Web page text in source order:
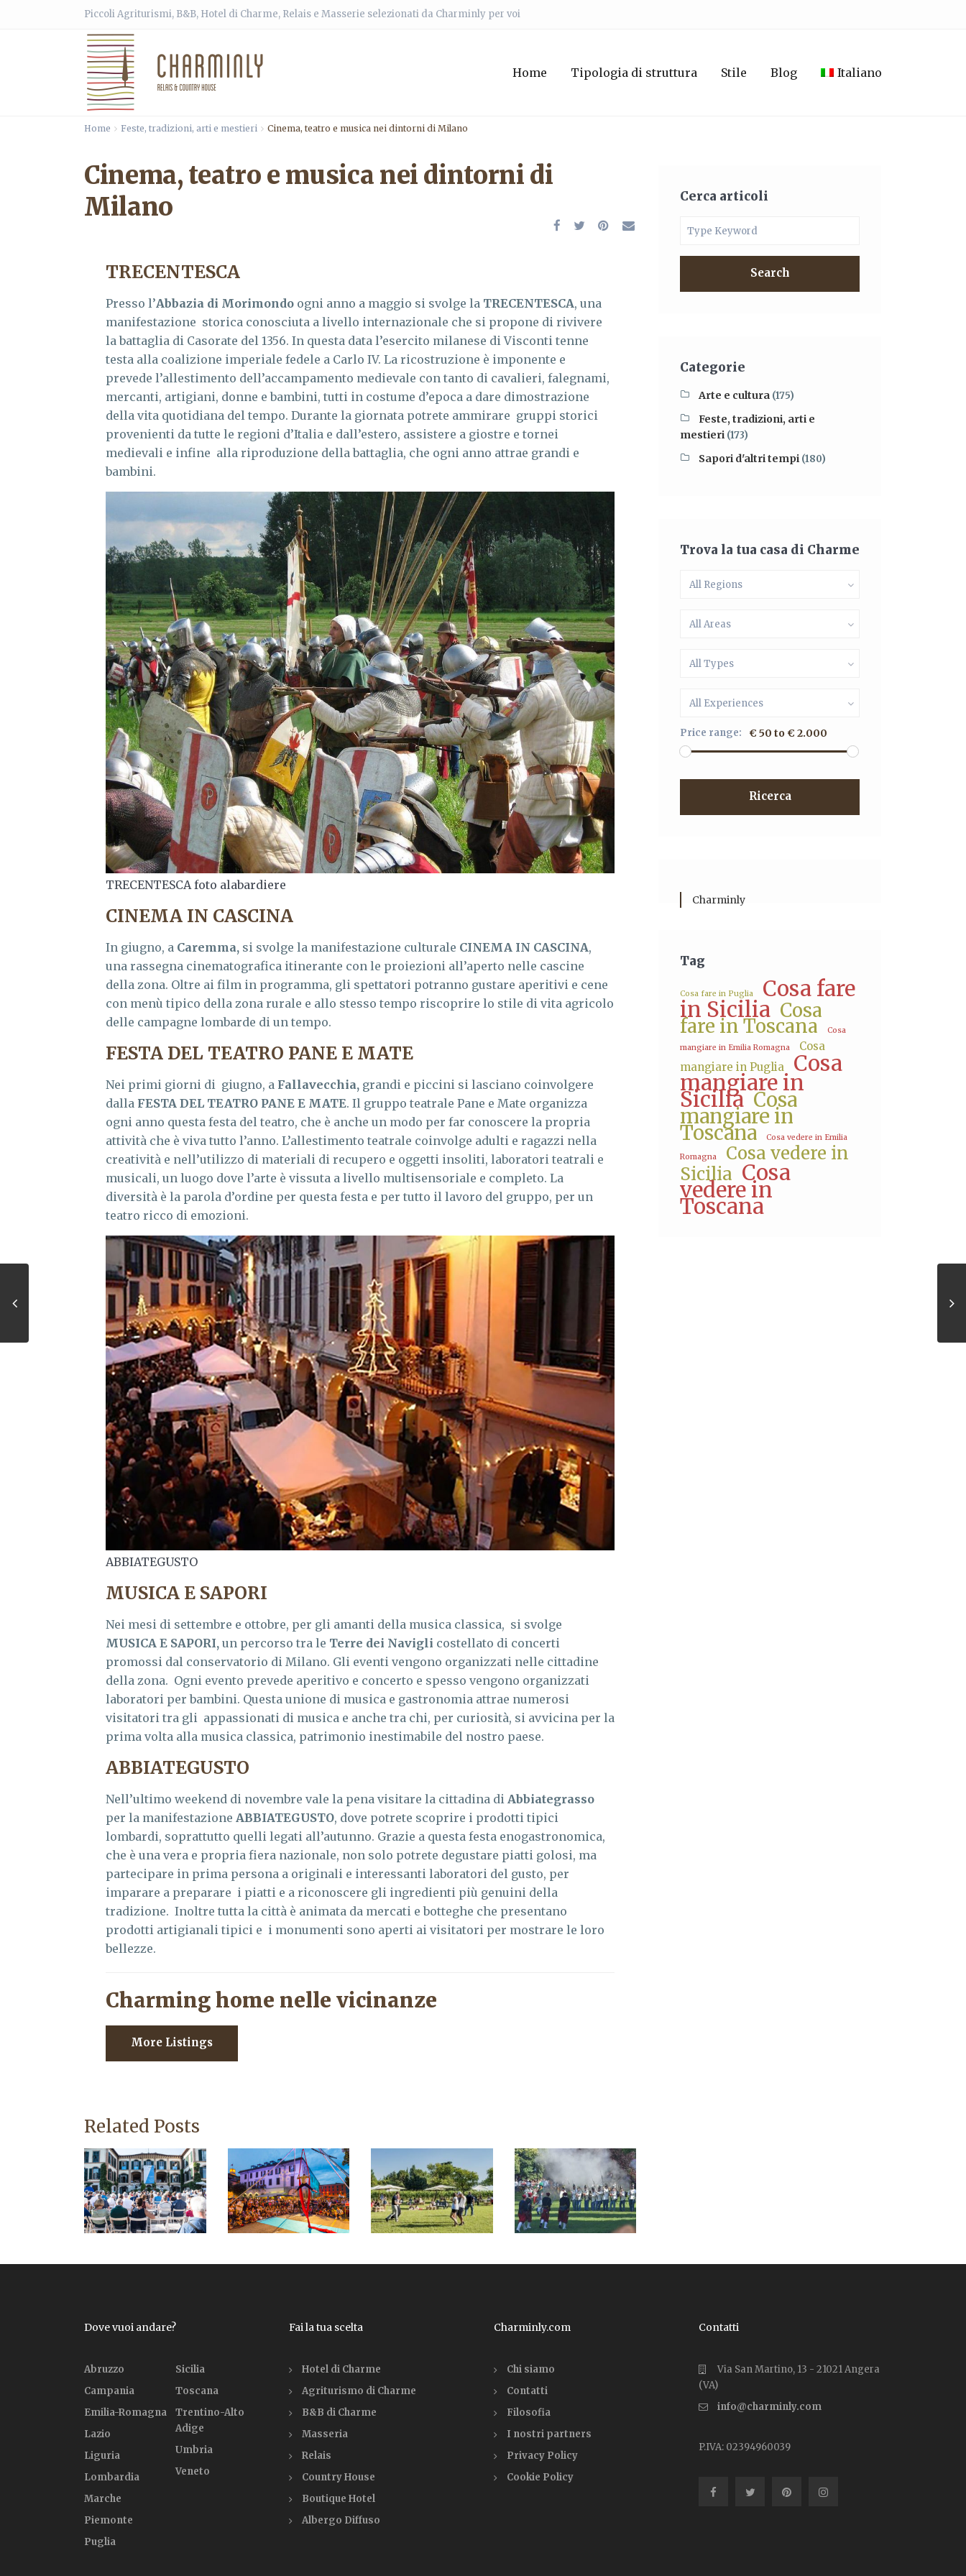
Piccoli Agriturismi, B&B, Hotel di Charme, Relais e Masserie selezionati da Charminly per voi
Home Tipologia di struttura Stile Blog Italiano
Home Feste, tradizioni, arti e mestieri Cinema, teatro e musica nei dintorni di Milano
Cinema, teatro e musica nei dintorni di
Milano
TRECENTESCA
Presso l’Abbazia di Morimondo ogni anno a maggio si svolge la TRECENTESCA, una
manifestazione storica conosciuta a livello internazionale che si propone di rivivere
la battaglia di Casorate del 1356. In questa data l’esercito milanese di Visconti tenne
testa alla coalizione imperiale fedele a Carlo IV. La ricostruzione è imponente e
prevede l’allestimento dell’accampamento medievale con tanto di cavalieri, falegnami,
mercanti, artigiani, donne e bambini, tutti in costume d’epoca a dare dimostrazione
della vita quotidiana del tempo. Durante la giornata potrete ammirare gruppi storici
provenienti da tutte le regioni d’Italia e dall’estero, assistere a giostre e tornei
medievali e infine alla riproduzione della battaglia, che ogni anno attrae grandi e
bambini.
TRECENTESCA foto alabardiere
CINEMA IN CASCINA
In giugno, a Caremma, si svolge la manifestazione culturale CINEMA IN CASCINA,
una rassegna cinematografica itinerante con le proiezioni all’aperto nelle cascine
della zona. Oltre ai film in programma, gli spettatori potranno gustare aperitivi e cene
con menù tipico della zona rurale e allo stesso tempo riscoprire lo stile di vita agricolo
delle campagne lombarde di un tempo.
FESTA DEL TEATRO PANE E MATE
Nei primi giorni di giugno, a Fallavecchia, grandi e piccini si lasciano coinvolgere
dalla FESTA DEL TEATRO PANE E MATE. Il gruppo teatrale Pane e Mate organizza
ogni anno questa festa del teatro, che è anche un modo per far conoscere la propria
attività che è viva tutto l’anno. L’allestimento teatrale coinvolge adulti e ragazzi nella
creatività e nell’utilizzo di materiali di recupero e oggetti insoliti, laboratori teatrali e
musicali, un luogo dove l’arte è vissuta a livello multisensoriale e completo. La
diversità è la parola d’ordine per questa festa e per tutto il lavoro del gruppo, per un
teatro ricco di emozioni.
ABBIATEGUSTO
MUSICA E SAPORI
Nei mesi di settembre e ottobre, per gli amanti della musica classica, si svolge
MUSICA E SAPORI, un percorso tra le Terre dei Navigli costellato di concerti
promossi dal conservatorio di Milano. Gli eventi vengono organizzati nelle cittadine
della zona. Ogni evento prevede aperitivo e concerto e spesso vengono organizzati
laboratori per bambini. Questa unione di musica e gastronomia attrae numerosi
visitatori tra gli appassionati di musica e anche tra chi, per curiosità, si avvicina per la
prima volta alla musica classica, patrimonio inestimabile del nostro paese.
ABBIATEGUSTO
Nell’ultimo weekend di novembre vale la pena visitare la cittadina di Abbiategrasso
per la manifestazione ABBIATEGUSTO, dove potrete scoprire i prodotti tipici
lombardi, soprattutto quelli legati all’autunno. Grazie a questa festa enogastronomica,
che è una vera e propria fiera nazionale, non solo potrete degustare piatti golosi, ma
partecipare in prima persona a originali e interessanti laboratori del gusto, per
imparare a preparare i piatti e a riconoscere gli ingredienti più genuini della
tradizione. Inoltre tutta la città è animata da mercati e botteghe che presentano
prodotti artigianali tipici e i monumenti sono aperti ai visitatori per mostrare le loro
bellezze.
Charming home nelle vicinanze
More Listings
Related Posts
Cerca articoli
Search
Categorie
Arte e cultura (175)
Feste, tradizioni, arti e
mestieri (173)
Sapori d'altri tempi (180)
Trova la tua casa di Charme
All Regions
All Areas
All Types
All Experiences
Price range: € 50 to € 2.000
Ricerca
Charminly
Tag
Cosa fare in Puglia Cosa fare
in Sicilia Cosa
fare in Toscana
Cosa
mangiare in Emilia Romagna
Cosa
mangiare in Puglia
Cosa
mangiare in
Sicilia Cosa
mangiare in
Toscana Cosa vedere in Emilia
Romagna
Cosa vedere in
Sicilia Cosa
vedere in
Toscana
Dove vuoi andare?
Abruzzo
Campania
Emilia-Romagna
Lazio
Liguria
Lombardia
Marche
Piemonte
Puglia
Sicilia
Toscana
Trentino-Alto
Adige
Umbria
Veneto
Fai la tua scelta
Hotel di Charme
Agriturismo di Charme
B&B di Charme
Masseria
Relais
Country House
Boutique Hotel
Albergo Diffuso
Charminly.com
Chi siamo
Contatti
Filosofia
I nostri partners
Privacy Policy
Cookie Policy
Contatti
Via San Martino, 13 - 21021 Angera
(VA)
info@charminly.com
P.IVA: 02394960039